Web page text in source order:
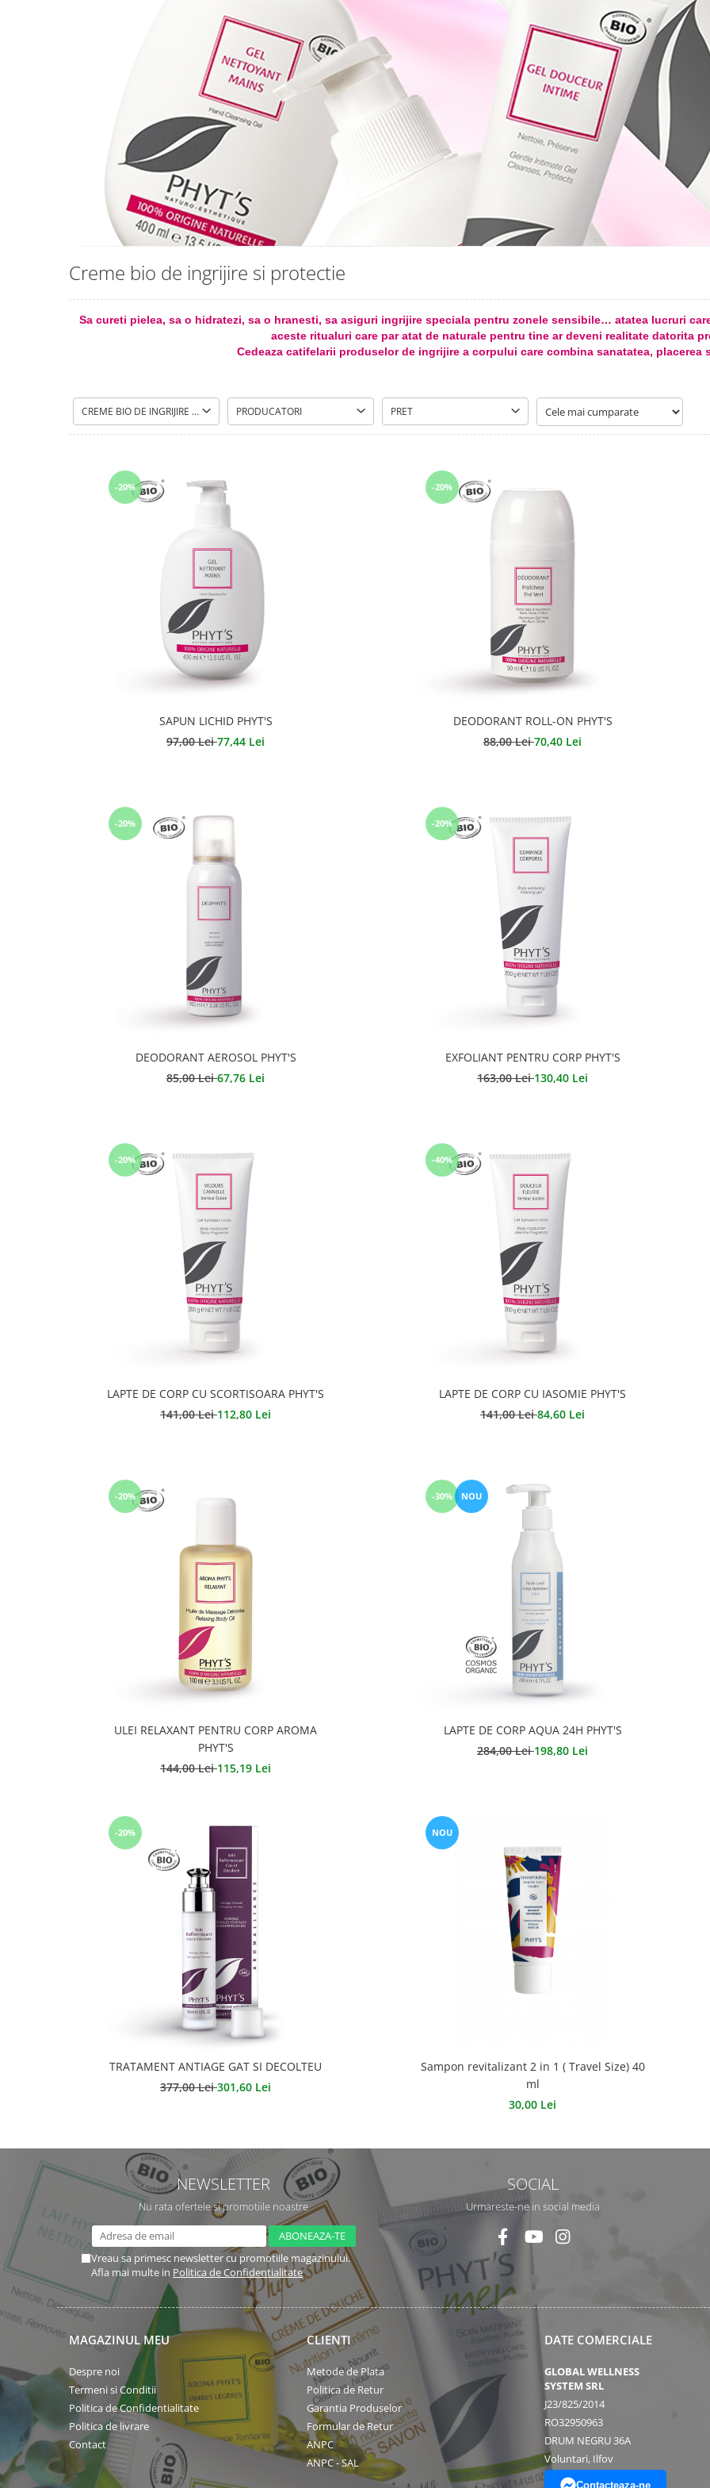
Creme bio de ingrijire si protectie
Sa cureti pielea, sa o hidratezi, sa o hranesti, sa asiguri ingrijire speciala pentru zonele sensibile… atatea lucruri
aceste ritualuri care par atat de naturale pentru tine ar deveni realitate datorita
Cedeaza catifelarii produselor de ingrijire a corpului care combina sanatatea, placerea
CREME BIO DE INGRIJIRE SI PROTECTIE PRODUCATORI PRET
-20%
SAPUN LICHID PHYT'S
97,00 Lei77,44 Lei
-20%
DEODORANT ROLL-ON PHYT'S
88,00 Lei70,40 Lei
-20%
DEODORANT AEROSOL PHYT'S
85,00 Lei67,76 Lei
-20%
EXFOLIANT PENTRU CORP PHYT'S
163,00 Lei130,40 Lei
-20%
LAPTE DE CORP CU SCORTISOARA PHYT'S
141,00 Lei112,80 Lei
-40%
LAPTE DE CORP CU IASOMIE PHYT'S
141,00 Lei84,60 Lei
-20%
ULEI RELAXANT PENTRU CORP AROMA
PHYT'S
144,00 Lei115,19 Lei
-30% NOU
LAPTE DE CORP AQUA 24H PHYT'S
284,00 Lei198,80 Lei
-20%
TRATAMENT ANTIAGE GAT SI DECOLTEU
377,00 Lei301,60 Lei
NOU
Sampon revitalizant 2 in 1 ( Travel Size) 40
ml
30,00 Lei
NEWSLETTER
Nu rata ofertele si promotiile noastre
Vreau sa primesc newsletter cu promotiile magazinului.
Afla mai multe in Politica de Confidentialitate
SOCIAL
Urmareste-ne in social media
MAGAZINUL MEU
Despre noi
Termeni si Conditii
Politica de Confidentialitate
Politica de livrare
Contact
CLIENTI
Metode de Plata
Politica de Retur
Garantia Produselor
Formular de Retur
ANPC
ANPC - SAL
DATE COMERCIALE
GLOBAL WELLNESS
SYSTEM SRL
J23/825/2014
RO32950963
DRUM NEGRU 36A
Voluntari, Ilfov
Contacteaza-ne